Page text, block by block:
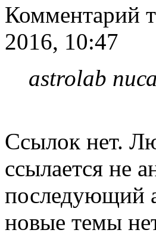
Комментарий
2016, 10:47
astrolab
Ссылок нет.
ссылается не
последующий
новые темы